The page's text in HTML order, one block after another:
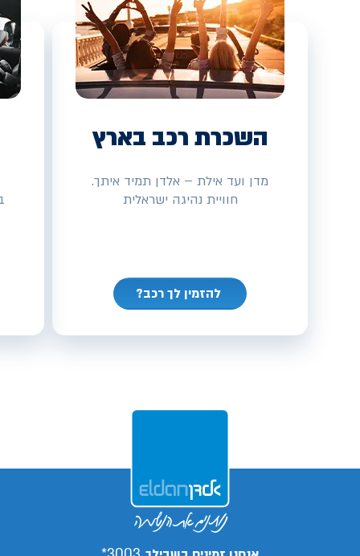
השכרת רכב בארץ
מדן ועד אילת – אלדן תמיד איתך.
חוויית נהיגה ישראלית
להזמין לך רכב?